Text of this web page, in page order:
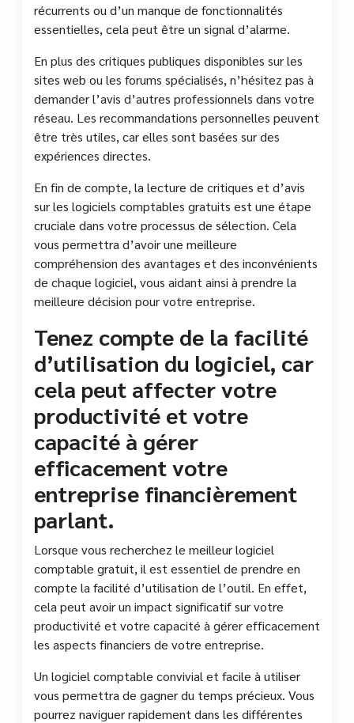
récurrents ou d’un manque de fonctionnalités
essentielles, cela peut être un signal d’alarme.
En plus des critiques publiques disponibles sur les
sites web ou les forums spécialisés, n’hésitez pas à
demander l’avis d’autres professionnels dans votre
réseau. Les recommandations personnelles peuvent
être très utiles, car elles sont basées sur des
expériences directes.
En fin de compte, la lecture de critiques et d’avis
sur les logiciels comptables gratuits est une étape
cruciale dans votre processus de sélection. Cela
vous permettra d’avoir une meilleure
compréhension des avantages et des inconvénients
de chaque logiciel, vous aidant ainsi à prendre la
meilleure décision pour votre entreprise.
Tenez compte de la facilité
d’utilisation du logiciel, car
cela peut affecter votre
productivité et votre
capacité à gérer
efficacement votre
entreprise financièrement
parlant.
Lorsque vous recherchez le meilleur logiciel
comptable gratuit, il est essentiel de prendre en
compte la facilité d’utilisation de l’outil. En effet,
cela peut avoir un impact significatif sur votre
productivité et votre capacité à gérer efficacement
les aspects financiers de votre entreprise.
Un logiciel comptable convivial et facile à utiliser
vous permettra de gagner du temps précieux. Vous
pourrez naviguer rapidement dans les différentes